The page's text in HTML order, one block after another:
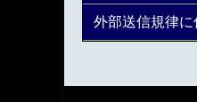
外部送信規律